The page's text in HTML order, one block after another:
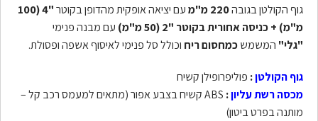
גוף הקולטן בגובה220 מ"מ עם יציאה אופקית מהדופן בקוטר
"4 (100
מ"מ) + כניסה אחורית בקוטר "2 (50 מ"מ)
עם מבנה פנימי
"גלי" המשמשכמחסום ריח וכולל סל פנימי לאיסוף אשפה ופסולת.
גוף הקולטן: פוליפרופילן קשיח
מכסה רשת עליון:
ABS קשיח בצבע אפור (מתאים למעמס רכב קל –
מותנה בפרט ביטון)